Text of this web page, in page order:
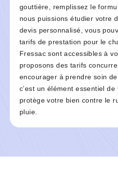
gouttière, remplissez le
nous puissions étudier votre
devis personnalisé, vous
tarifs de prestation pour le
Fressac sont accessibles à
proposons des tarifs
encourager à prendre soin
c’est un élément essentiel
protège votre bien contre le
pluie.